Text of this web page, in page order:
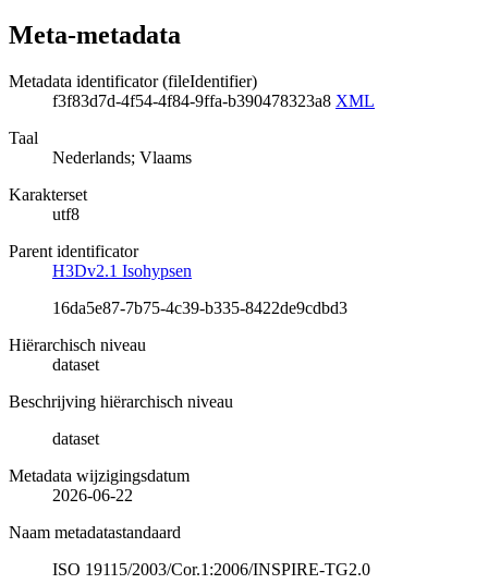
Meta-metadata
Metadata identificator (fileIdentifier)
f3f83d7d-4f54-4f84-9ffa-b390478323a8 XML
Taal
Nederlands; Vlaams
Karakterset
utf8
Parent identificator
H3Dv2.1 Isohypsen
16da5e87-7b75-4c39-b335-8422de9cdbd3
Hiërarchisch niveau
dataset
Beschrijving hiërarchisch niveau
dataset
Metadata wijzigingsdatum
2026-06-22
Naam metadatastandaard
ISO 19115/2003/Cor.1:2006/INSPIRE-TG2.0